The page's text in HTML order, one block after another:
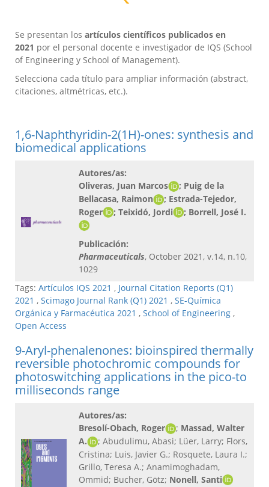
Se presentan los artículos científicos publicados en
2021 por el personal docente e investigador de IQS (School
of Engineering y School of Management).
Selecciona cada título para ampliar información (abstract,
citaciones, altmétricas, etc.).
1,6-Naphthyridin-2(1H)-ones: synthesis and
biomedical applications
Autores/as:
Oliveras, Juan Marcos
; Puig de la
Bellacasa, Raimon
; Estrada-Tejedor,
Roger
; Teixidó, Jordi ; Borrell, José I.
Publicación:
Pharmaceuticals, October 2021, v.14, n.10,
1029
Tags: Artículos IQS 2021 , Journal Citation Reports (Q1)
2021 , Scimago Journal Rank (Q1) 2021 , SE-Química
Orgánica y Farmacéutica 2021 , School of Engineering ,
Open Access
9-Aryl-phenalenones: bioinspired thermally
reversible photochromic compounds for
photoswitching applications in the pico-to
milliseconds range
Autores/as:
Bresolí-Obach, Roger
; Massad, Walter
A.
; Abudulimu, Abasi; Lüer, Larry; Flors,
Cristina; Luis, Javier G.; Rosquete, Laura I.;
Grillo, Teresa A.; Anamimoghadam,
Ommid; Bucher, Götz; Nonell, Santi